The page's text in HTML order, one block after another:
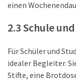
einen
2.3 Schule
Für Schüler und
idealer Begleiter.
Stifte, eine